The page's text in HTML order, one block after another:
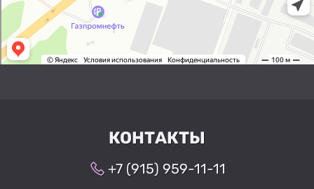
КОНТАКТЫ
+7 (915) 959-11-11